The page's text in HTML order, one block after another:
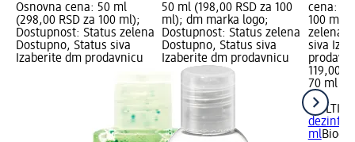
Osnovna cena: 50 ml
(298,00 RSD za 100 ml);
Dostupnost: Status zelena
Dostupno, Status siva
Izaberite dm prodavnicu
50 ml (198,00 RSD za 100
ml); dm marka logo;
Dostupnost: Status zelena
Dostupno, Status siva
Izaberite dm prodavnicu
cena: 70
100 ml);
zelena
siva
119,00
70 ml
ml)
mlBiocid